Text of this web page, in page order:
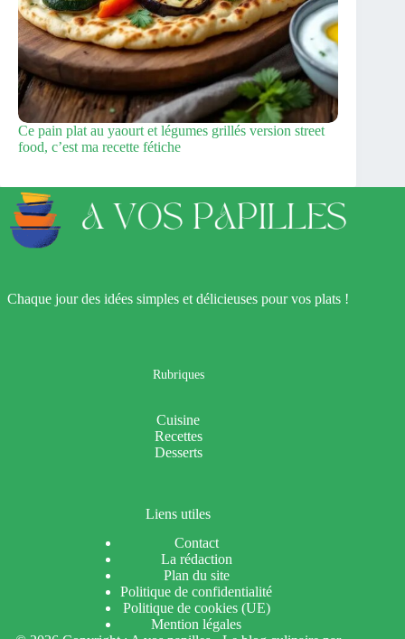
Ce pain plat au yaourt et légumes grillés version street
food, c’est ma recette fétiche
Chaque jour des idées simples et délicieuses pour vos plats !
Rubriques
Cuisine
Recettes
Desserts
Liens utiles
Contact
La rédaction
Plan du site
Politique de confidentialité
Politique de cookies (UE)
Mention légales